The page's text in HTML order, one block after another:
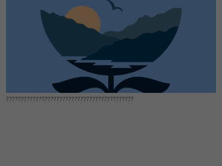
???????????????????????????????????????????